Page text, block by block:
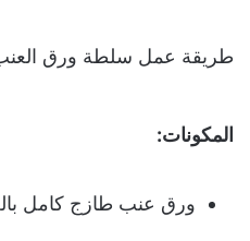
طريقة عمل سلطة ورق
المكونات:
ورق عنب طازج كامل